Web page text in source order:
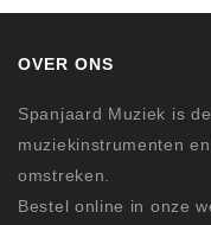
OVER ONS
Spanjaard Muziek is
muziekinstrumenten
omstreken.
Bestel online in onze